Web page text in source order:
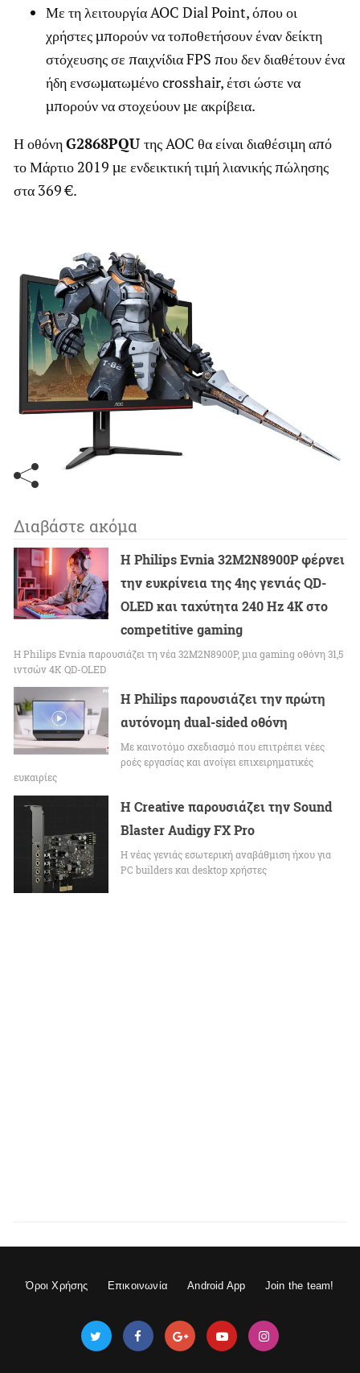
Με τη λειτουργία AOC Dial Point, όπου οι
χρήστες μπορούν να τοποθετήσουν έναν δείκτη
στόχευσης σε παιχνίδια FPS που δεν διαθέτουν ένα
ήδη ενσωματωμένο crosshair, έτσι ώστε να
μπορούν να στοχεύουν με ακρίβεια.
Η οθόνηG2868PQU της AOC θα είναι διαθέσιμη από
το Μάρτιο 2019 με ενδεικτική τιμή λιανικής πώλησης
στα 369 €.
Διαβάστε ακόμα
Η Philips Evnia 32M2N8900P φέρνει
την ευκρίνεια της 4ης γενιάς QD-
OLED και ταχύτητα 240 Hz 4K στο
competitive gaming
Η Philips Evnia παρουσιάζει τη νέα 32M2N8900P, μια gaming οθόνη 31,5
ιντσών 4K QD-OLED
Η Philips παρουσιάζει την πρώτη
αυτόνομη dual-sided οθόνη
Με καινοτόμο σχεδιασμό που επιτρέπει νέες
ροές εργασίας και ανοίγει επιχειρηματικές
ευκαιρίες
Η Creative παρουσιάζει την Sound
Blaster Audigy FX Pro
Η νέας γενιάς εσωτερική αναβάθμιση ήχου για
PC builders και desktop χρήστες
Όροι Χρήσης Επικοινωνία Android App Join the team!